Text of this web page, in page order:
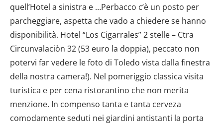
quell’Hotel a sinistra e …Perbacco c’è un posto per
parcheggiare, aspetta che vado a chiedere se hanno
disponibilità. Hotel “Los Cigarrales” 2 stelle – Ctra
Circunvalaciòn 32 (53 euro la doppia), peccato non
potervi far vedere le foto di Toledo vista dalla finestra
della nostra camera!). Nel pomeriggio classica visita
turistica e per cena ristorantino che non merita
menzione. In compenso tanta e tanta cerveza
comodamente seduti nei giardini antistanti la porta